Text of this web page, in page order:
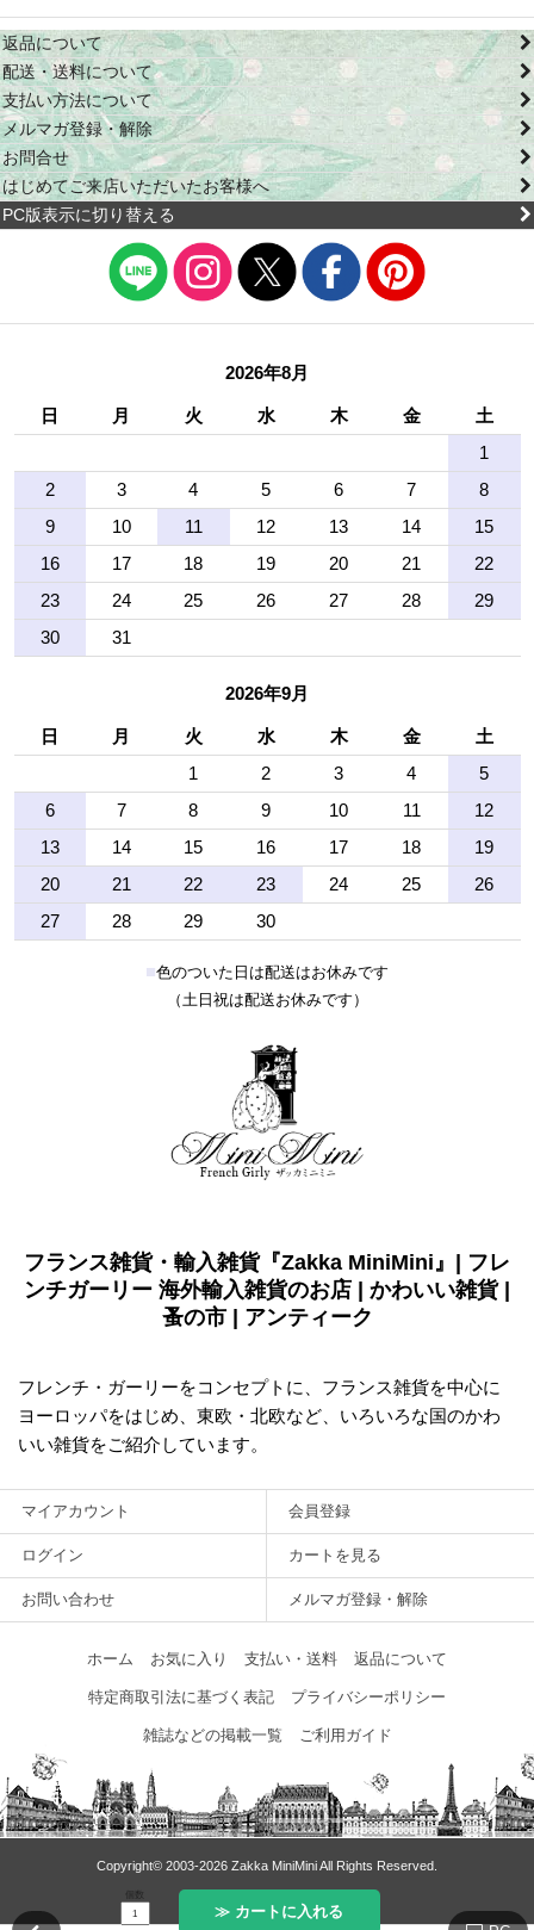
個数
≫ カートに入れる
返品について
配送・送料について
支払い方法について
メルマガ登録・解除
お問合せ
はじめてご来店いただいたお客様へ
PC版表示に切り替える
2026年8月
日 月 火 水 木 金
土
1
2
3 4 5 6 7
8
9
10 11 12 13 14
15
16
17 18 19 20 21
22
23
24 25 26 27 28
29
30
31
2026年9月
日 月 火 水 木 金
土
1
2 3 4
5
6
7 8 9 10 11
12
13
14 15 16 17 18
19
20
21 22 23 24 25
26
27
28 29 30
■色のついた日は配送はお休みです
（土日祝は配送お休みです）
フランス雑貨・輸入雑貨『Zakka MiniMini』| フレ
ンチガーリー 海外輸入雑貨のお店 | かわいい雑貨 |
蚤の市 | アンティーク
フレンチ・ガーリーをコンセプトに、フランス雑貨を中心に
ヨーロッパをはじめ、東欧・北欧など、いろいろな国のかわ
いい雑貨をご紹介しています。
マイアカウント 会員登録
ログイン カートを見る
お問い合わせ メルマガ登録・解除
ホーム お気に入り 支払い・送料 返品について
特定商取引法に基づく表記 プライバシーポリシー
雑誌などの掲載一覧 ご利用ガイド
Copyright© 2003‐2026 Zakka MiniMini All Rights Reserved.